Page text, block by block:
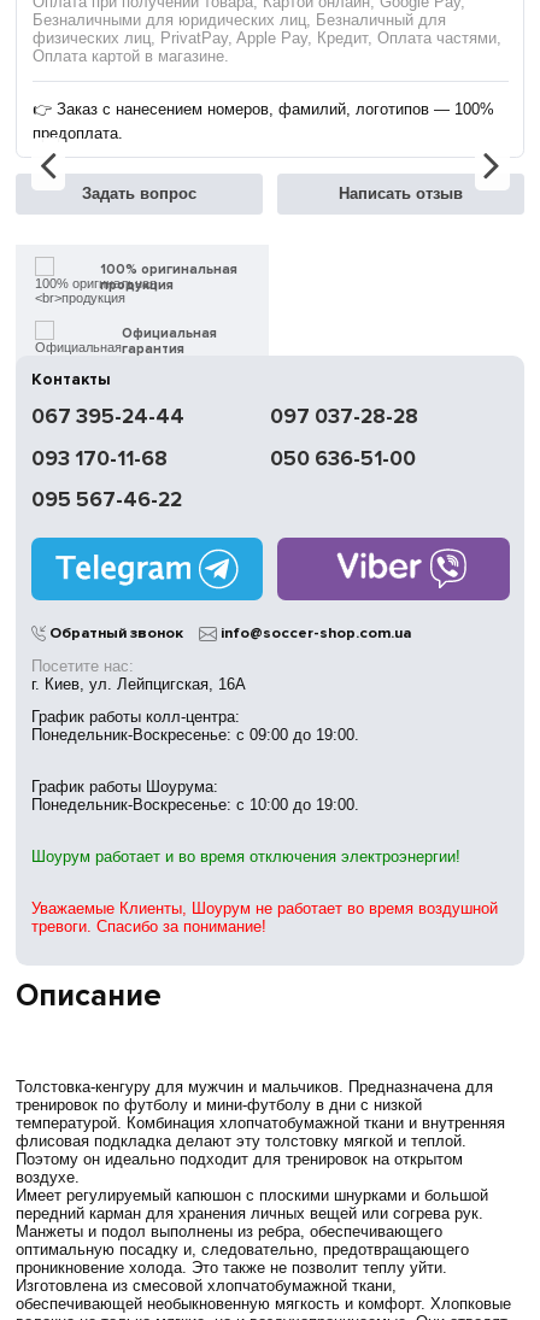
Безналичными для юридических лиц, Безналичный для
физических лиц, PrivatPay, Apple Pay, Кредит, Оплата частями,
Оплата картой в магазине.
👉 Заказ с нанесением номеров, фамилий, логотипов — 100%
предоплата.
Задать вопрос Написать отзыв
100% оригинальная
продукция
Официальная
гарантия
доставка
Обмен | Возвращение
без выходных
Магазины
в Киеве
Описание
Толстовка-кенгуру для мужчин и мальчиков. Предназначена для
тренировок по футболу и мини-футболу в дни с низкой
температурой. Комбинация хлопчатобумажной ткани и внутренняя
флисовая подкладка делают эту толстовку мягкой и теплой.
Поэтому он идеально подходит для тренировок на открытом
воздухе.
Имеет регулируемый капюшон с плоскими шнурками и большой
передний карман для хранения личных вещей или согрева рук.
Манжеты и подол выполнены из ребра, обеспечивающего
оптимальную посадку и, следовательно, предотвращающего
проникновение холода. Это также не позволит теплу уйти.
Изготовлена из смесовой хлопчатобумажной ткани,
обеспечивающей необыкновенную мягкость и комфорт. Хлопковые
Контакты
067 395-24-44
097 037-28-28
093 170-11-68
050 636-51-00
095 567-46-22
Обратный звонок info@soccer-shop.com.ua
Посетите нас:
г. Киев, ул. Лейпцигская, 16А
График работы колл-центра:
Понедельник-Воскресенье: с 09:00 до 19:00.
График работы Шоурума:
Понедельник-Воскресенье: с 10:00 до 19:00.
Шоурум работает и во время отключения электроэнергии!
Уважаемые Клиенты, Шоурум не работает во время воздушной
тревоги. Спасибо за понимание!